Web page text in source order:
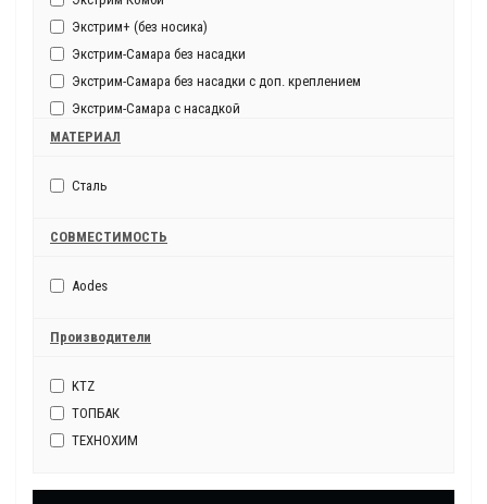
Экстрим+ (без носика)
Экстрим-Самара без насадки
Экстрим-Самара без насадки с доп. креплением
Экстрим-Самара с насадкой
Экстрим-Самара с насадкой и доп. креплением
МАТЕРИАЛ
Сталь
СОВМЕСТИМОСТЬ
Aodes
Производители
KTZ
ТОПБАК
ТЕХНОХИМ